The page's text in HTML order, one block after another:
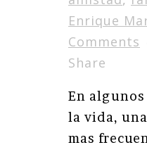
Enrique
Comments
Share
En algunos
la vida,
mas